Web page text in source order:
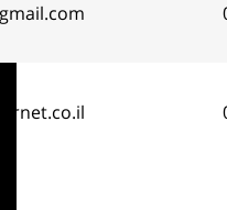
eyal.grossman@gmail.com
gabi@betternet.co.il